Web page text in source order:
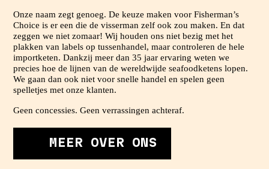
Onze naam zegt genoeg. De keuze maken voor Fisherman’s
Choice is er een die de visserman zelf ook zou maken. En dat
zeggen we niet zomaar! Wij houden ons niet bezig met het
plakken van labels op tussenhandel, maar controleren de hele
importketen. Dankzij meer dan 35 jaar ervaring weten we
precies hoe de lijnen van de wereldwijde seafoodketens lopen.
We gaan dan ook niet voor snelle handel en spelen geen
spelletjes met onze klanten.
Geen concessies. Geen verrassingen achteraf.
MEER OVER ONS